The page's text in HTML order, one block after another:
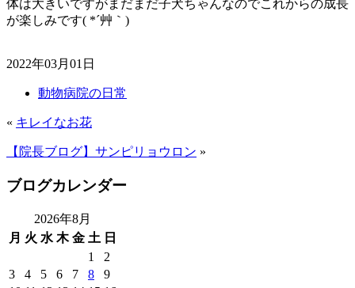
体は大きいですがまだまだ子犬ちゃんなのでこれからの成長
が楽しみです( *´艸｀)
2022年03月01日
動物病院の日常
« キレイなお花
【院長ブログ】サンピリョウロン »
ブログカレンダー
2026年8月
月 火 水 木 金 土 日
1
2
3
4 5 6 7 8
9